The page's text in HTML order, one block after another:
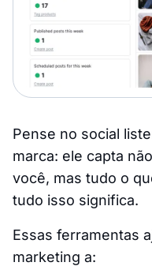
Pense no social
marca: ele capta
você, mas tudo o
tudo isso significa.
Essas ferramentas
marketing a: